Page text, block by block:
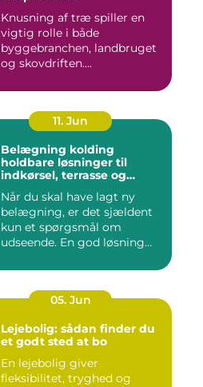
Knusning af træ spiller en
vigtig rolle i både
byggebranchen, landbruget
og skovdriften....
11. Jun
Belægning kolding
holdbare løsninger til
indkørsel, terrasse og
Når du skal have lagt ny
belægning, er det sjældent
kun et spørgsmål om
udseende. En god løsning
05. Jun
Lejebolig: sådan finder du
et godt sted at bo
En lejebolig giver
fleksibilitet, tryghed og